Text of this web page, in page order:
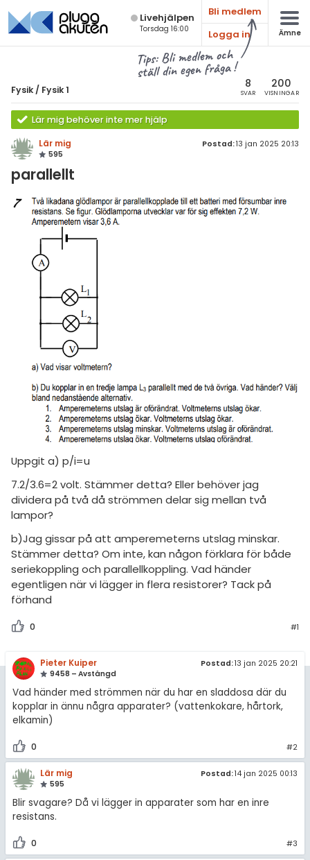
Live­hjälpen
Torsdag 16:00
Bli medlem
Logga in
Ämne
Tips: Bli medlem och
ställ din egen fråga !
Fysik / Fysik 1 8
SVAR
200
VISNINGAR
Lär mig behöver inte mer hjälp
Lär mig
595
Postad:13 jan 2025 20:13
parallellt
Uppgit a) p/i=u
7.2/3.6=2 volt. Stämmer detta? Eller behöver jag
dividera på två då strömmen delar sig mellan två
lampor?
b)Jag gissar på att amperemeterns utslag minskar.
Stämmer detta? Om inte, kan någon förklara för både
seriekoppling och parallellkoppling. Vad händer
egentligen när vi lägger in flera resistorer? Tack på
förhand
0 #1
Pieter Kuiper
9458 – Avstängd
Postad:13 jan 2025 20:21
Vad händer med strömmen när du har en sladdosa där du
kopplar in ännu några apparater? (vattenkokare, hårtork,
elkamin)
0 #2
Lär mig
595
Postad:14 jan 2025 00:13
Blir svagare? Då vi lägger in apparater som har en inre
resistans.
0 #3
Alla ämnen
Fysik
Alla trådar
Grundskola
Universitet
För lärare
6 inloggade
Allmänna villkor
& Bygg
ämnen
diskussioner